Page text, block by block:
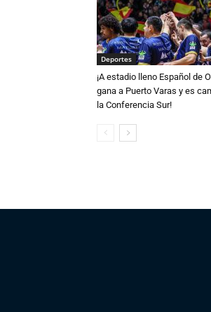
Deportes
¡A estadio lleno Español de
gana a Puerto Varas y es
la Conferencia Sur!